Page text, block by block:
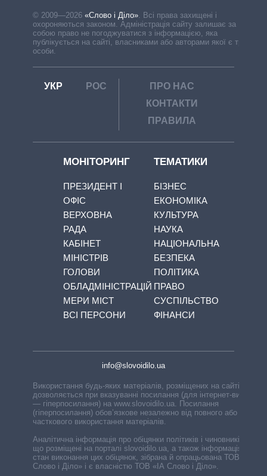
© 2009—2026 «Слово і Діло» Всі права захищені і
охороняються законом. Адміністрація сайту залишає за
собою право не погоджуватися з інформацією, яка
публікується на сайті, власниками або авторами якої є треті
особи.
УКР РОС
ПРО НАС
КОНТАКТИ
ПРАВИЛА
МОНІТОРИНГ
ПРЕЗИДЕНТ І
ОФІС
ВЕРХОВНА
РАДА
КАБІНЕТ
МІНІСТРІВ
ГОЛОВИ
ОБЛАДМІНІСТРАЦІЙ
МЕРИ МІСТ
ВСІ ПЕРСОНИ
ТЕМАТИКИ
БІЗНЕС
ЕКОНОМІКА
КУЛЬТУРА
НАУКА
НАЦІОНАЛЬНА
БЕЗПЕКА
ПОЛІТИКА
ПРАВО
СУСПІЛЬСТВО
ФІНАНСИ
info@slovoidilo.ua
Використання будь-яких матеріалів, розміщених на сайті,
дозволяється при вказуванні посилання (для інтернет-видань
— гіперпосилання) на www.slovoidilo.ua. Посилання
(гіперпосилання) обов’язкове незалежно від повного або
часткового використання матеріалів.
Аналітична інформація про обіцянки політиків і чиновників,
що розміщені на порталі slovoidilo.ua, а також інформація про
стан виконання цих обіцянок, зібрана й опрацьована ТОВ «ІА
Слово і Діло» і є власністю ТОВ «ІА Слово і Діло».